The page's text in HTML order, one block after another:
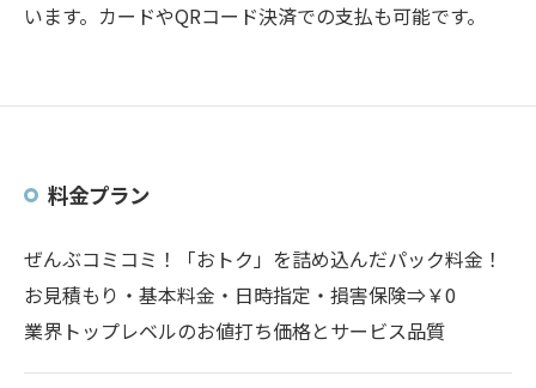
います。カードやQRコード決済での支払も可能です。
料金プラン
ぜんぶコミコミ！「おトク」を詰め込んだパック料金！
お見積もり・基本料金・日時指定・損害保険⇒￥0
業界トップレベルのお値打ち価格とサービス品質